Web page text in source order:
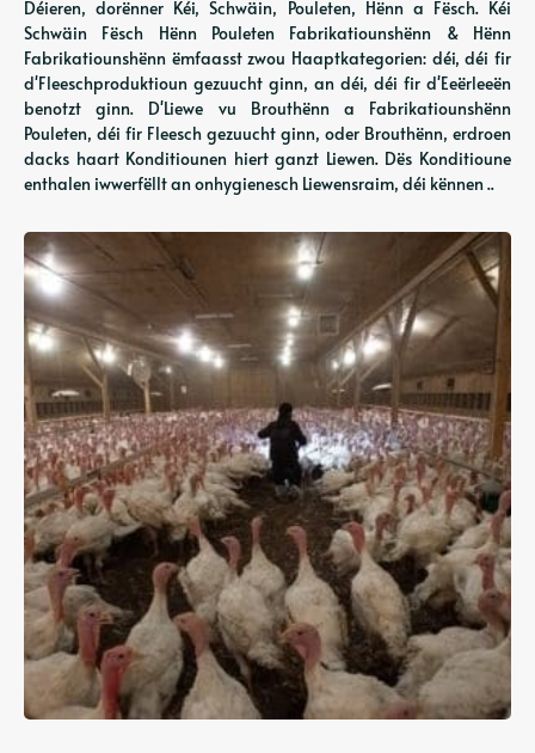
Déieren, dorënner Kéi, Schwäin, Pouleten, Hënn a Fësch. Kéi
Schwäin Fësch Hënn Pouleten Fabrikatiounshënn & Hënn
Fabrikatiounshënn ëmfaasst zwou Haaptkategorien: déi, déi fir
d'Fleeschproduktioun gezuucht ginn, an déi, déi fir d'Eeërleeën
benotzt ginn. D'Liewe vu Brouthënn a Fabrikatiounshënn
Pouleten, déi fir Fleesch gezuucht ginn, oder Brouthënn, erdroen
dacks haart Konditiounen hiert ganzt Liewen. Dës Konditioune
enthalen iwwerfëllt an onhygienesch Liewensraim, déi kënnen ..